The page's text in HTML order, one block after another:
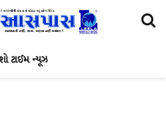
ટાઈમ ન્યૂઝ